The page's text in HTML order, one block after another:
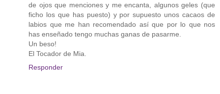
de ojos que menciones y me encanta, algunos geles (que
ficho los que has puesto) y por supuesto unos cacaos de
labios que me han recomendado así que por lo que nos
has enseñado tengo muchas ganas de pasarme.
Un beso!
El Tocador de Mia.
Responder